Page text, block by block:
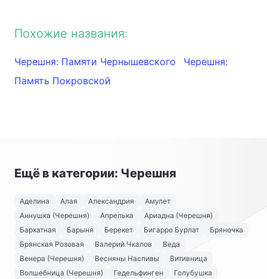
Похожие названия:
Черешня: Памяти Чернышевского
Черешня:
Память Покровской
Ещё в категории: Черешня
Аделина Алая Александрия
Амулет
Аннушка (Черешня)
Апрелька
Ариадна (Черешня)
Бархатная
Барыня Берекет Бигарро Бурлат
Бряночка
Брянская Розовая
Валерий Чкалов
Веда
Венера (Черешня)
Весняны Наспивы
Витивница
Волшебница (Черешня)
Гедельфинген
Голубушка